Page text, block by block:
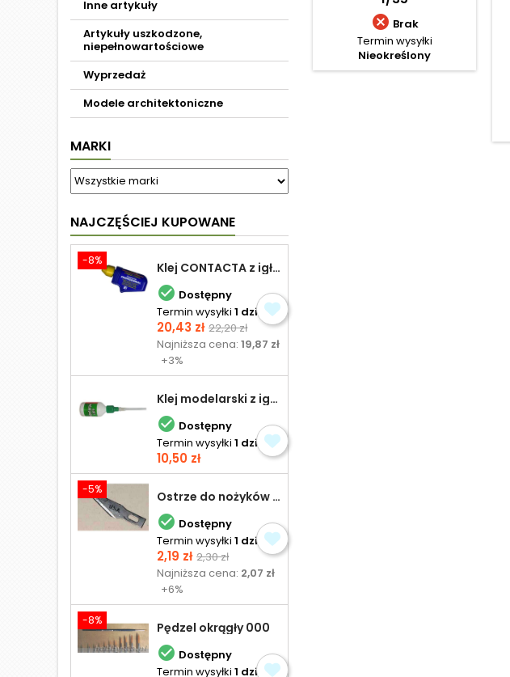
Inne artykuły
Artykuły uszkodzone,
niepełnowartościowe
Wyprzedaż
Modele architektoniczne
MARKI
NAJCZĘŚCIEJ KUPOWANE
-8% Klej CONTACTA z igłą do plastiku 25,0 g
 Dostępny
Termin wysyłki 1 dzień
Cena
20,43 zł Cena
podstawowa
22,20 zł
Najniższa cena:19,87 zł
+3%
Klej modelarski z igłą 30 ml
 Dostępny
Termin wysyłki 1 dzień
Cena
10,50 zł
-5% Ostrze do nożyków Excel
 Dostępny
Termin wysyłki 1 dzień
Cena
2,19 zł Cena
podstawowa
2,30 zł
Najniższa cena: 2,07 zł
+6%
-8% Pędzel okrągły 000
 Dostępny
Termin wysyłki 1 dzień
 Brak
Termin wysyłki
Nieokreślony